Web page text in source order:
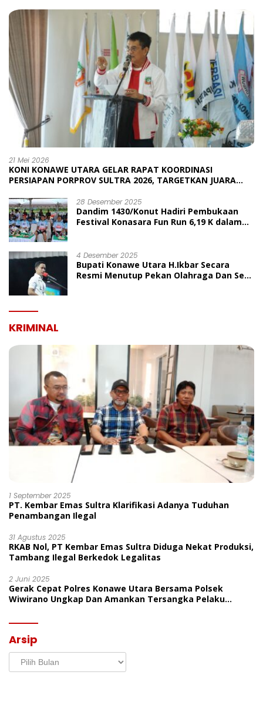
21 Mei 2026
KONI KONAWE UTARA GELAR RAPAT KOORDINASI
PERSIAPAN PORPROV SULTRA 2026, TARGETKAN JUARA
28 Desember 2025
Dandim 1430/Konut Hadiri Pembukaan
Festival Konasara Fun Run 6,19 K dalam
4 Desember 2025
Bupati Konawe Utara H.Ikbar Secara
Resmi Menutup Pekan Olahraga Dan Seni
KRIMINAL
1 September 2025
PT. Kembar Emas Sultra Klarifikasi Adanya Tuduhan
Penambangan Ilegal
31 Agustus 2025
RKAB Nol, PT Kembar Emas Sultra Diduga Nekat Produksi,
Tambang Ilegal Berkedok Legalitas
2 Juni 2025
Gerak Cepat Polres Konawe Utara Bersama Polsek
Wiwirano Ungkap Dan Amankan Tersangka Pelaku
Arsip
Arsip